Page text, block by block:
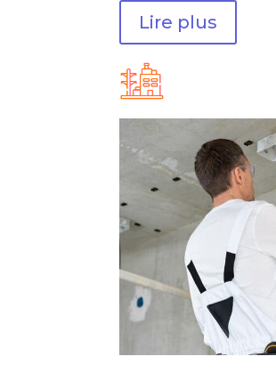
Lire plus